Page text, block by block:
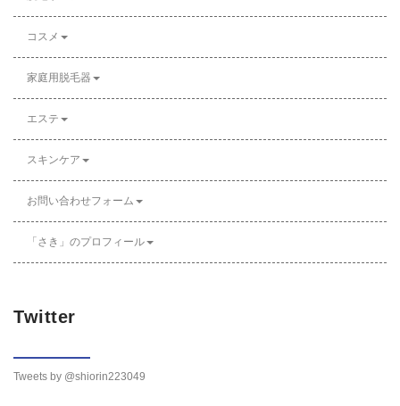
コスメ
家庭用脱毛器
エステ
スキンケア
お問い合わせフォーム
「さき」のプロフィール
Twitter
Tweets by @shiorin223049